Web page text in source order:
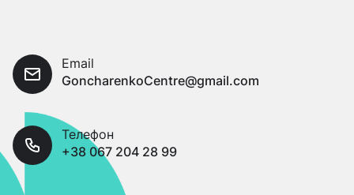
Email
GoncharenkoCentre@gmail.com
Телефон
+38 067 204 28 99